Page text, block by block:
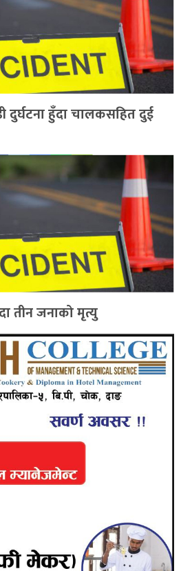
दुर्घटना हुँदा चालकसहित दुई
तीन जनाको मृत्यु